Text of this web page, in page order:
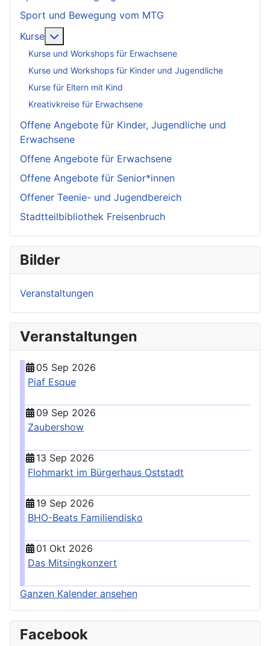
Sport und Bewegung vom MTG
Kurse
Kurse und Workshops für Erwachsene
Kurse und Workshops für Kinder und Jugendliche
Kurse für Eltern mit Kind
Kreativkreise für Erwachsene
Offene Angebote für Kinder, Jugendliche und
Erwachsene
Offene Angebote für Erwachsene
Offene Angebote für Senior*innen
Offener Teenie- und Jugendbereich
Stadtteilbibliothek Freisenbruch
Bilder
Veranstaltungen
Veranstaltungen
05 Sep 2026
Piaf Esque
09 Sep 2026
Zaubershow
13 Sep 2026
Flohmarkt im Bürgerhaus Oststadt
19 Sep 2026
BHO-Beats Familiendisko
01 Okt 2026
Das Mitsingkonzert
Ganzen Kalender ansehen
Facebook